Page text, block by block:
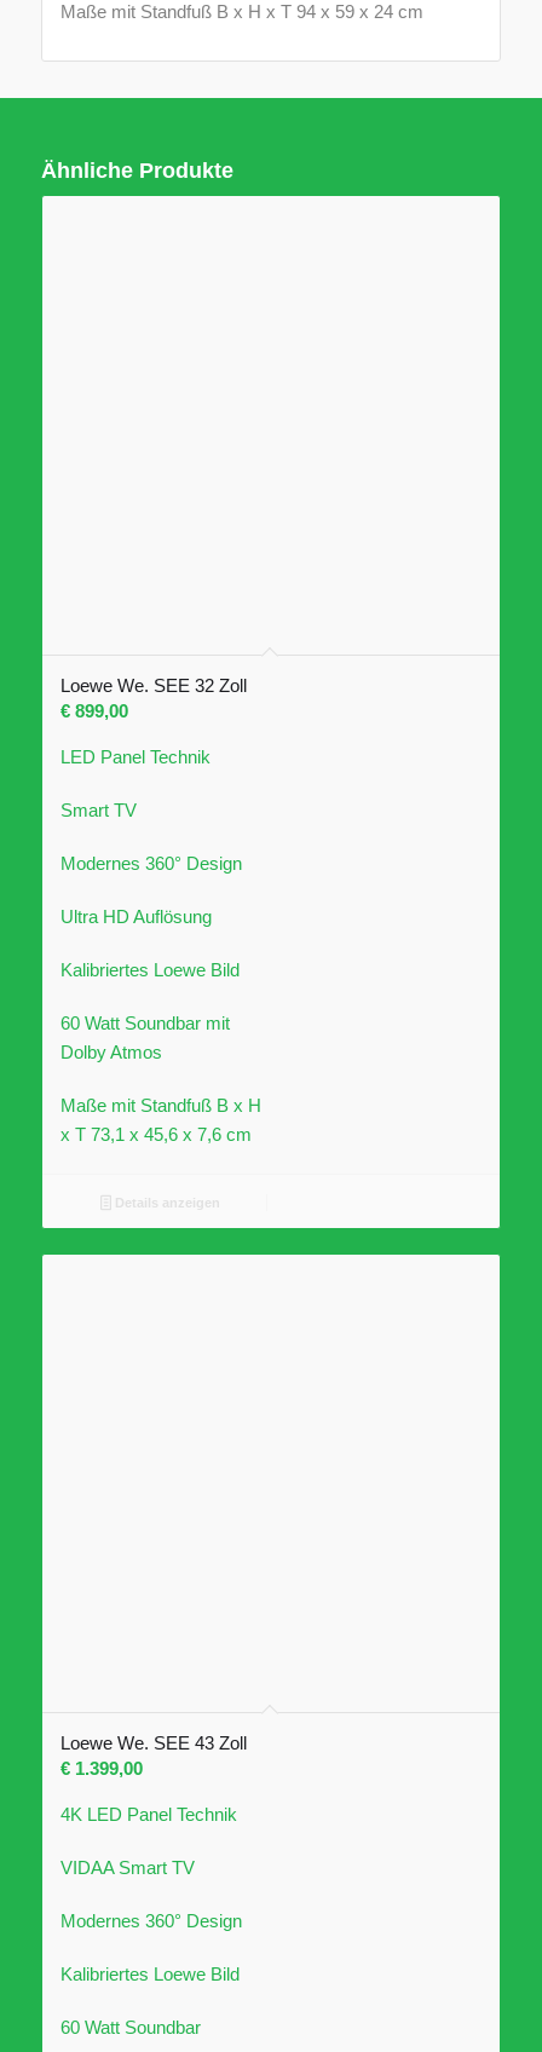
Maße mit Standfuß B x H x T 94 x 59 x 24 cm
Ähnliche Produkte
Loewe We. SEE 32 Zoll
€899,00
LED Panel Technik
Smart TV
Modernes 360° Design
Ultra HD Auflösung
Kalibriertes Loewe Bild
60 Watt Soundbar mit
Dolby Atmos
Maße mit Standfuß B x H
x T 73,1 x 45,6 x 7,6 cm
Details anzeigen
Loewe We. SEE 43 Zoll
€1.399,00
4K LED Panel Technik
VIDAA Smart TV
Modernes 360° Design
Kalibriertes Loewe Bild
60 Watt Soundbar